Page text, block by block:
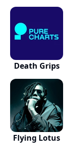
Death Grips
Flying Lotus